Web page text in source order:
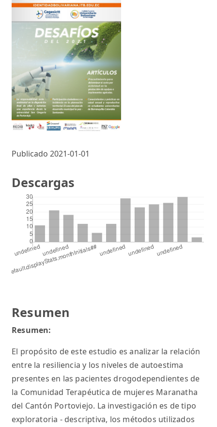
Publicado 2021-01-01
Resumen
Resumen:
El propósito de este estudio es analizar la relación
entre la resiliencia y los niveles de autoestima
presentes en las pacientes drogodependientes de
la Comunidad Terapéutica de mujeres Maranatha
del Cantón Portoviejo. La investigación es de tipo
exploratoria - descriptiva, los métodos utilizados
Descargas